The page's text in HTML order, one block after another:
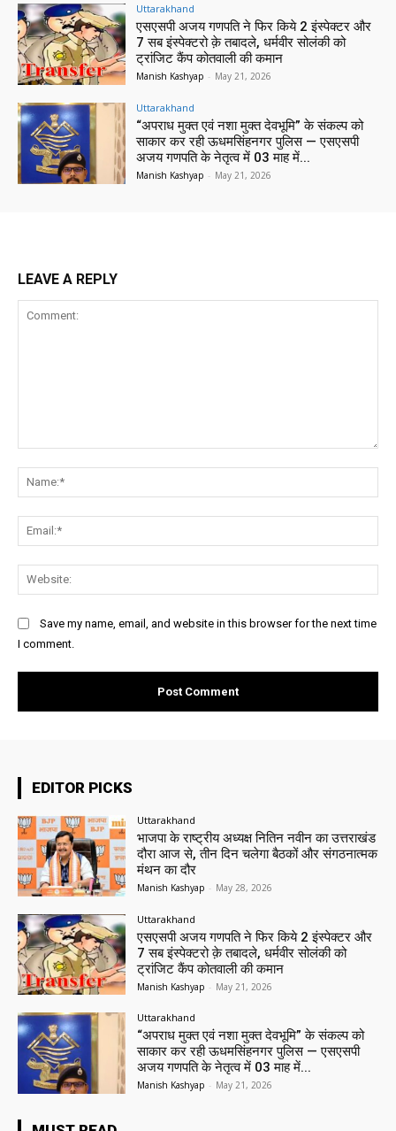
Uttarakhand
एसएसपी अजय गणपति ने फिर किये 2 इंस्पेक्टर और
7 सब इंस्पेक्टरो क़े तबादले, धर्मवीर सोलंकी को
ट्रांजिट कैंप कोतवाली की कमान
Manish Kashyap - May 21, 2026
Uttarakhand
“अपराध मुक्त एवं नशा मुक्त देवभूमि” के संकल्प को
साकार कर रही ऊधमसिंहनगर पुलिस — एसएसपी
अजय गणपति के नेतृत्व में 03 माह में...
Manish Kashyap - May 21, 2026
LEAVE A REPLY
Save my name, email, and website in this browser for the next time
I comment.
EDITOR PICKS
Uttarakhand
भाजपा के राष्ट्रीय अध्यक्ष नितिन नवीन का उत्तराखंड
दौरा आज से, तीन दिन चलेगा बैठकों और संगठनात्मक
मंथन का दौर
Manish Kashyap - May 28, 2026
Uttarakhand
एसएसपी अजय गणपति ने फिर किये 2 इंस्पेक्टर और
7 सब इंस्पेक्टरो क़े तबादले, धर्मवीर सोलंकी को
ट्रांजिट कैंप कोतवाली की कमान
Manish Kashyap - May 21, 2026
Uttarakhand
“अपराध मुक्त एवं नशा मुक्त देवभूमि” के संकल्प को
साकार कर रही ऊधमसिंहनगर पुलिस — एसएसपी
अजय गणपति के नेतृत्व में 03 माह में...
Manish Kashyap - May 21, 2026